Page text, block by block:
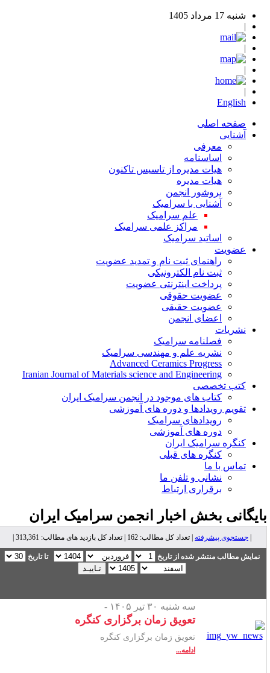
شنبه 17 مرداد 1405
English
صفحه اصلی
آشنایی
معرفی
اساسنامه
هیات مدیره از تاسیس تاکنون
هیات مدیره
بروشور انجمن
آشنایی با سرامیک
علم سرامیک
مراکز علمی سرامیک
اساتید سرامیک
عضویت
راهنمای ثبت نام و تمدید عضویت
ثبت نام الکترونیکی
پرداخت اینترنتی عضویت
عضویت حقوقی
عضویت حقیقی
اعضای انجمن
نشریات
فصلنامه سرامیک
نشریه علم و مهندسی سرامیک
Advanced Ceramics Progress
Iranian Journal of Materials science and Engineering
کتب تخصصی
کتاب های موجود در انجمن سرامیک ایران
تقویم رویدادها و دوره های آموزشی
رویدادهای سرامیک
دوره های آموزشی
کنگره سرامیک ایران
کنگره های قبلی
تماس با ما
نشانی و تلفن ما
برقراری ارتباط
بخشاخبار انجمن سرامیک ایران
جستجوی پیشرفته| تعداد کل مطالب: 162 | تعداد کل بازدید های مطالب: 313,361 |
نمایش مطالب منتشر شده از تاریخ تا تاریخ
سه شنبه ۳۰ تیر ۱۴۰۵ -
تعویق زمان برگزاری کنگره
تعویق زمان برگزاری کنگره
ادامه...